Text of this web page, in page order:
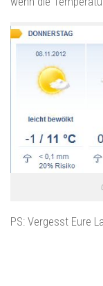
PS: Vergesst Eure